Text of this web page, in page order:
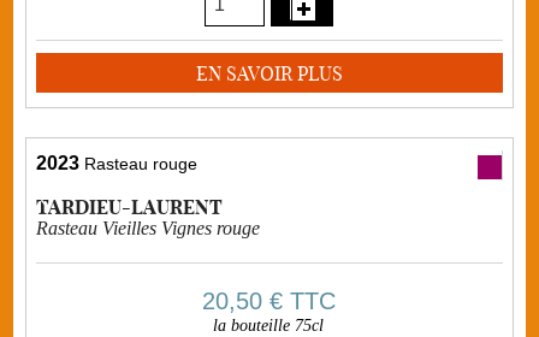
EN SAVOIR PLUS
2023 Rasteau rouge
TARDIEU-LAURENT
Rasteau Vieilles Vignes rouge
20,50 €TTC
la bouteille 75cl